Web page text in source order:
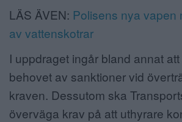
LÄS ÄVEN: Polisens nya vapen
av vattenskotrar
I uppdraget ingår bland annat
behovet av sanktioner vid
kraven. Dessutom ska
överväga krav på att uthyrare